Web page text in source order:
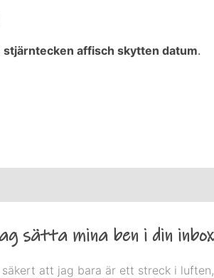
stjärntecken affisch skytten datum.
sätta mina ben i din
säkert att jag bara är ett streck i